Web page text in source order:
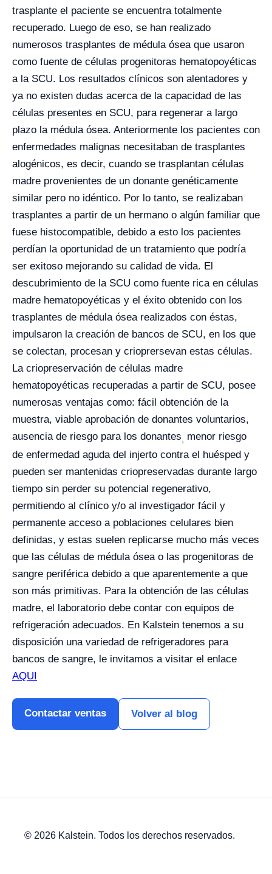
trasplante el paciente se encuentra totalmente
recuperado. Luego de eso, se han realizado
numerosos trasplantes de médula ósea que usaron
como fuente de células progenitoras hematopoyéticas
a la SCU. Los resultados clínicos son alentadores y
ya no existen dudas acerca de la capacidad de las
células presentes en SCU, para regenerar a largo
plazo la médula ósea. Anteriormente los pacientes con
enfermedades malignas necesitaban de trasplantes
alogénicos, es decir, cuando se trasplantan células
madre provenientes de un donante genéticamente
similar pero no idéntico. Por lo tanto, se realizaban
trasplantes a partir de un hermano o algún familiar que
fuese histocompatible, debido a esto los pacientes
perdían la oportunidad de un tratamiento que podría
ser exitoso mejorando su calidad de vida. El
descubrimiento de la SCU como fuente rica en células
madre hematopoyéticas y el éxito obtenido con los
trasplantes de médula ósea realizados con éstas,
impulsaron la creación de bancos de SCU, en los que
se colectan, procesan y crioprersevan estas células.
La criopreservación de células madre
hematopoyéticas recuperadas a partir de SCU, posee
numerosas ventajas como: fácil obtención de la
muestra, viable aprobación de donantes voluntarios,
ausencia de riesgo para los donantes menor riesgo
de enfermedad aguda del injerto contra el huésped y
pueden ser mantenidas criopreservadas durante largo
tiempo sin perder su potencial regenerativo,
permitiendo al clínico y/o al investigador fácil y
permanente acceso a poblaciones celulares bien
definidas, y estas suelen replicarse mucho más veces
que las células de médula ósea o las progenitoras de
sangre periférica debido a que aparentemente a que
son más primitivas. Para la obtención de las células
madre, el laboratorio debe contar con equipos de
refrigeración adecuados. En Kalstein tenemos a su
disposición una variedad de refrigeradores para
bancos de sangre, le invitamos a visitar el enlace
AQUI
Contactar ventas Volver al blog
© 2026 Kalstein. Todos los derechos reservados.